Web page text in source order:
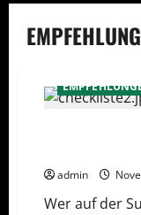
admin
Wer auf der